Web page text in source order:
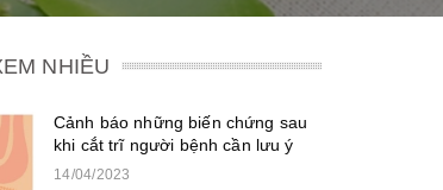
NHIỀU
Cảnh báo những biến chứng sau
khi cắt trĩ người bệnh cần lưu ý
14/04/2023